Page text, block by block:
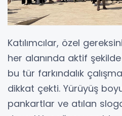
Katılımcılar, özel
her alanında aktif
bu tür farkındalık
dikkat çekti. Yürüyüş
pankartlar ve atılan